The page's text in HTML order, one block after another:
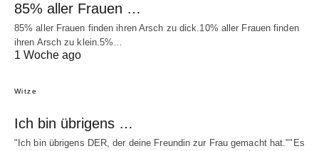
85% aller Frauen …
85% aller Frauen finden ihren Arsch zu dick.10% aller Frauen finden
ihren Arsch zu klein.5%…
1 Woche ago
Witze
Ich bin übrigens …
"Ich bin übrigens DER, der deine Freundin zur Frau gemacht hat.""Es